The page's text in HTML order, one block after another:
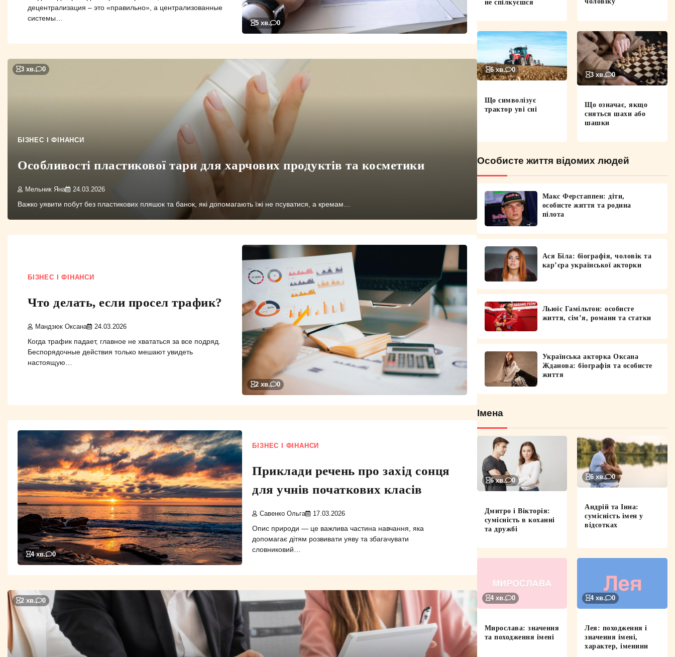
5 хв. 0
децентрализация – это «правильно», а централизованные
системы…
3 хв. 0
БІЗНЕС І ФІНАНСИ
Особливості пластикової тари для харчових продуктів та косметики
Мельник Яна 24.03.2026
Важко уявити побут без пластикових пляшок та банок, які допомагають їжі не псуватися, а кремам…
2 хв. 0
БІЗНЕС І ФІНАНСИ
Что делать, если просел трафик?
Мандзюк Оксана 24.03.2026
Когда трафик падает, главное не хвататься за все подряд.
Беспорядочные действия только мешают увидеть
настоящую…
4 хв. 0
БІЗНЕС І ФІНАНСИ
Приклади речень про захід сонця
для учнів початкових класів
Савенко Ольга 17.03.2026
Опис природи — це важлива частина навчання, яка
допомагає дітям розвивати уяву та збагачувати
словниковий…
2 хв. 0
не спілкуєшся
6 хв. 0
Що символізує
трактор уві сні
3 хв. 0
Що означає, якщо
сняться шахи або
шашки
Особисте життя відомих людей
Макс Ферстаппен: діти,
особисте життя та родина
пілота
Ася Біла: біографія, чоловік та
кар’єра української акторки
Льюїс Гамільтон: особисте
життя, сім’я, романи та статки
Українська акторка Оксана
Жданова: біографія та особисте
життя
Імена
6 хв. 0
Дмитро і Вікторія:
сумісність в коханні
та дружбі
6 хв. 0
Андрій та Інна:
сумісність імен у
відсотках
4 хв. 0
Мирослава: значення
та походження імені
4 хв. 0
Лея: походження і
значення імені,
характер, іменини